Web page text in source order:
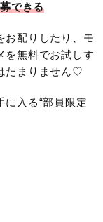
できる
お配りしたり、モ
を無料でお試しす
たまりません♡
に入る“部員限定